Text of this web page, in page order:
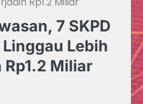
7 SKPD
Lebih
Miliar